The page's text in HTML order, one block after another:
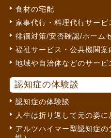
食材の宅配
家事代行・料理代行サービ
徘徊対策/安否確認/ホーム
福祉サービス・公共機関案
地域や自治体などのサービ
認知症の体験談
認知症の体験談
人生は折り返して元の姿
アルツハイマー型認知症